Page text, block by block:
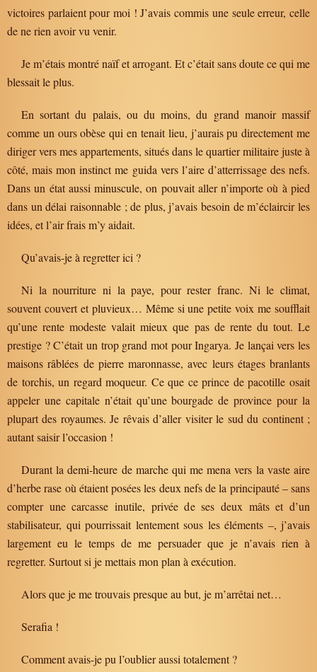
victoires parlaient pour moi ! J’avais commis une seule erreur, celle
de ne rien avoir vu venir.
Je m’étais montré naïf et arrogant. Et c’était sans doute ce qui me
blessait le plus.
En sortant du palais, ou du moins, du grand manoir massif
comme un ours obèse qui en tenait lieu, j’aurais pu directement me
diriger vers mes appartements, situés dans le quartier militaire juste à
côté, mais mon instinct me guida vers l’aire d’atterrissage des nefs.
Dans un état aussi minuscule, on pouvait aller n’importe où à pied
dans un délai raisonnable ; de plus, j’avais besoin de m’éclaircir les
idées, et l’air frais m’y aidait.
Qu’avais-je à regretter ici ?
Ni la nourriture ni la paye, pour rester franc. Ni le climat,
souvent couvert et pluvieux… Même si une petite voix me soufflait
qu’une rente modeste valait mieux que pas de rente du tout. Le
prestige ? C’était un trop grand mot pour Ingarya. Je lançai vers les
maisons râblées de pierre maronnasse, avec leurs étages branlants
de torchis, un regard moqueur. Ce que ce prince de pacotille osait
appeler une capitale n’était qu’une bourgade de province pour la
plupart des royaumes. Je rêvais d’aller visiter le sud du continent ;
autant saisir l’occasion !
Durant la demi-heure de marche qui me mena vers la vaste aire
d’herbe rase où étaient posées les deux nefs de la principauté – sans
compter une carcasse inutile, privée de ses deux mâts et d’un
stabilisateur, qui pourrissait lentement sous les éléments –, j’avais
largement eu le temps de me persuader que je n’avais rien à
regretter. Surtout si je mettais mon plan à exécution.
Alors que je me trouvais presque au but, je m’arrêtai net…
Serafia !
Comment avais-je pu l’oublier aussi totalement ?